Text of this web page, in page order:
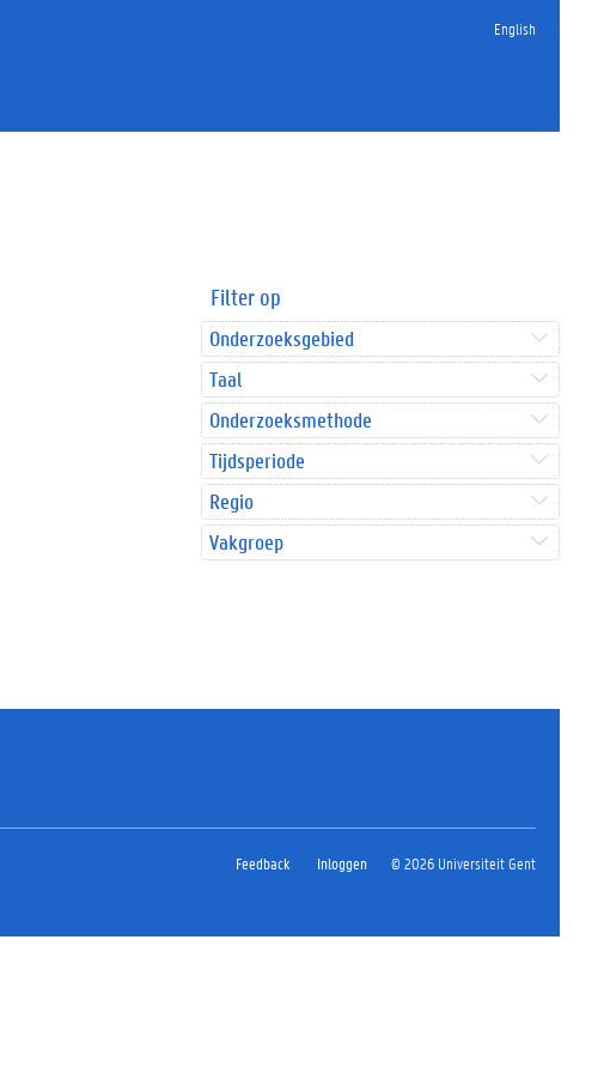
English
Filter op
Onderzoeksgebied
Taal
Onderzoeksmethode
Tijdsperiode
Regio
Vakgroep
Feedback Inloggen © 2026 Universiteit Gent